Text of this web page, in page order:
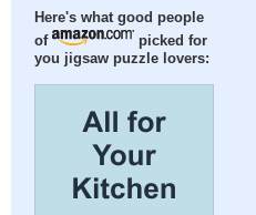
Here's what good people
of
picked for
you jigsaw puzzle lovers: